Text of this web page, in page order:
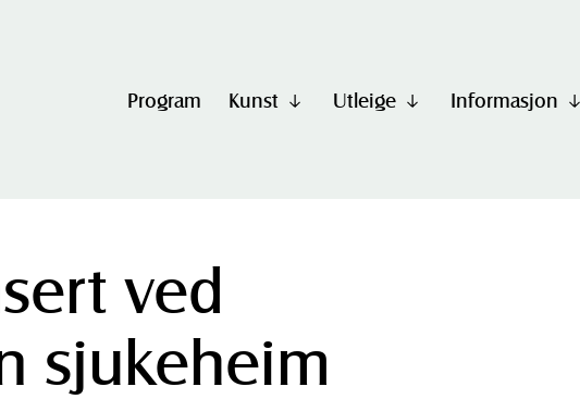
Program Kunst
Vis
Utleige
Vis
Informasjon
Vis
ved
sjukeheim